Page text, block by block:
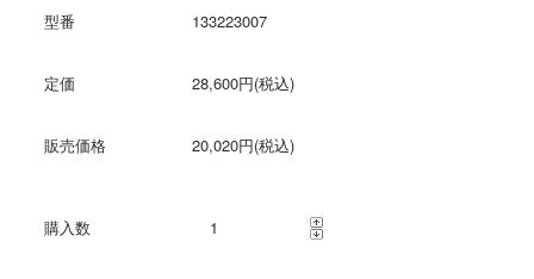
型番 133223007
定価 28,600円(税込)
販売価格 20,020円(税込)
購入数